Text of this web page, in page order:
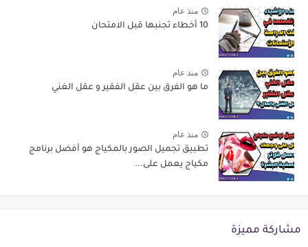
منذ عام
10 أخطاء تجنبها قبل الامتحان
منذ عام
ما هو الفرق بين عقل الفقير و عقل الغني
منذ عام
تطبيق تجميل الصور بالمكياج هو أفضل برنامج
مكياج يعمل على...
مشاركة مميزة